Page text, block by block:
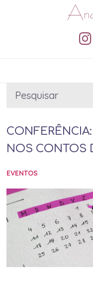
NOS CONTOS
EVENTOS